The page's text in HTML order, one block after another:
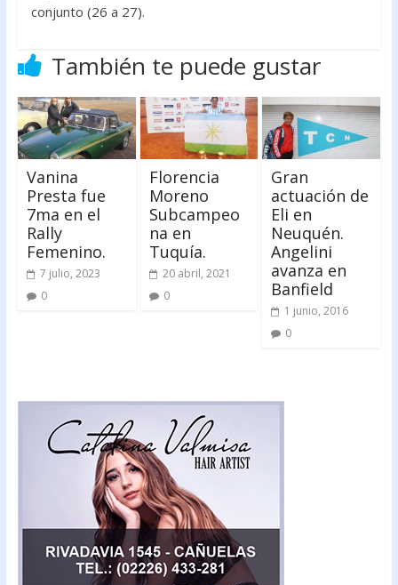
conjunto (26 a 27).
También te puede gustar
Vanina
Presta fue
7ma en el
Rally
Femenino.
7 julio, 2023
0
Florencia
Moreno
Subcampeo
na en
Tuquía.
20 abril, 2021
0
Gran
actuación de
Eli en
Neuquén.
Angelini
avanza en
Banfield
1 junio, 2016
0